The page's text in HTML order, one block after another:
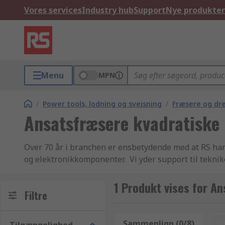
Vores servicesIndustry hubSupportNye produkter
Menu MPN
/ Power tools, lodning og svejsning / Fræsere og
Ansatsfræsere kvadratiske
Over 70 år i branchen er ensbetydende med at RS
og elektronikkomponenter. Vi yder support til
køber Sinketap-fræsere eller Woodruff-fræser. RS
produktsortiment, sideløbende med de mange
igennem vores hjemmeside, anvende
Filtre 1 Produkt vises for